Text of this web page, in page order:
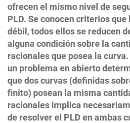
ofrecen el mismo nivel de
PLD. Se conocen criterios que
débil, todos ellos se reducen
alguna condición sobre la
racionales que posea la
un problema en abierto
que dos curvas (definidas
finito) posean la misma
racionales implica
de resolver el PLD en ambas